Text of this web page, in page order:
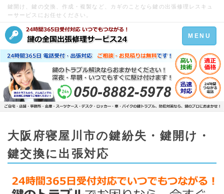
鍵開け、鍵の交換、作成・複製など、カギのことなら鍵の出張修理レスキュ
ーサービスにお任せください。
Toggle
navigation
MENU
大阪府寝屋川市の鍵紛失・鍵開け・
鍵交換に出張対応